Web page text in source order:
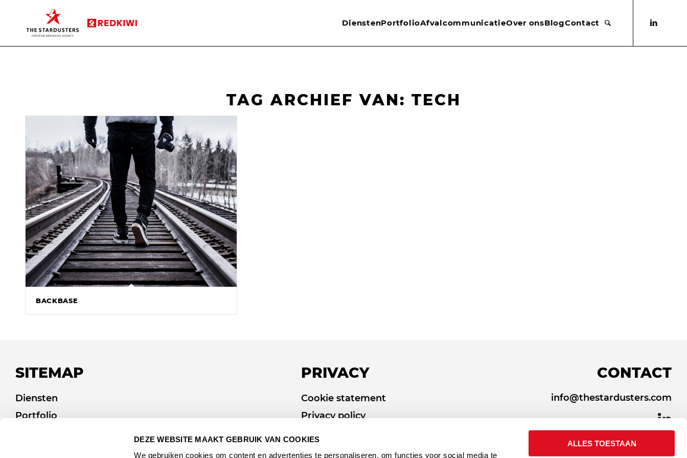
DEZE WEBSITE MAAKT GEBRUIK VAN COOKIES
We gebruiken cookies om content en advertenties te personaliseren, om functies voor social media te
ALLES TOESTAAN
DienstenPortfolioAfvalcommunicatieOver onsBlogContact
TAG ARCHIEF VAN: TECH
BACKBASE
SITEMAP
Diensten
Portfolio
PRIVACY
Cookie statement
Privacy policy
CONTACT
info@thestardusters.com